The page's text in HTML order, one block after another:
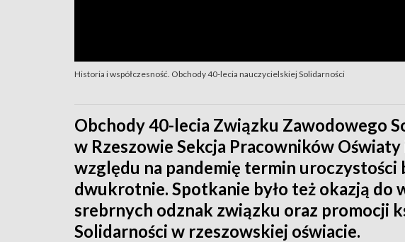
Historia i współczesność. Obchody 40-lecia nauczycielskiej Solidarności
Obchody 40-lecia Związku Zawodowego
w Rzeszowie Sekcja Pracowników
względu na pandemię termin uroczystości
dwukrotnie. Spotkanie było też okazją do
srebrnych odznak związku oraz promocji
Solidarności w rzeszowskiej oświacie.